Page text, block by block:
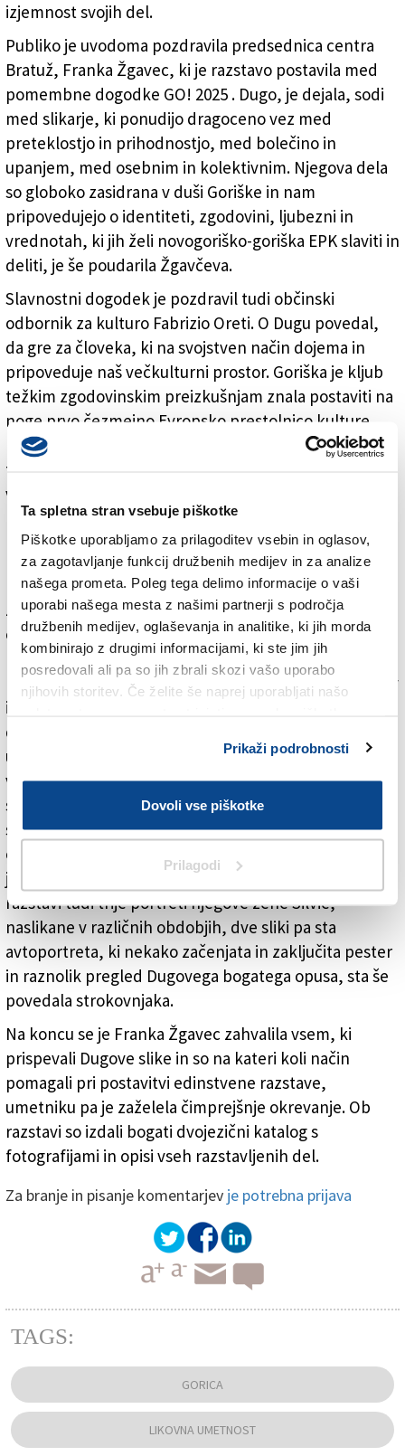
Ta spletna stran vsebuje piškotke
Piškotke uporabljamo za prilagoditev vsebin in oglasov,
za zagotavljanje funkcij družbenih medijev in za analize
našega prometa. Poleg tega delimo informacije o vaši
uporabi našega mesta z našimi partnerji s področja
družbenih medijev, oglaševanja in analitike, ki jih morda
kombinirajo z drugimi informacijami, ki ste jim jih
posredovali ali pa so jih zbrali skozi vašo uporabo
njihovih storitev. Če želite še naprej uporabljati našo
Prikaži podrobnosti
Dovoli vse piškotke
Prilagodi
izjemnost svojih del.
Publiko je uvodoma pozdravila predsednica centra
Bratuž, Franka Žgavec, ki je razstavo postavila med
pomembne dogodke GO! 2025 . Dugo, je dejala, sodi
med slikarje, ki ponudijo dragoceno vez med
preteklostjo in prihodnostjo, med bolečino in
upanjem, med osebnim in kolektivnim. Njegova dela
so globoko zasidrana v duši Goriške in nam
pripovedujejo o identiteti, zgodovini, ljubezni in
vrednotah, ki jih želi novogoriško-goriška EPK slaviti in
deliti, je še poudarila Žgavčeva.
Slavnostni dogodek je pozdravil tudi občinski
odbornik za kulturo Fabrizio Oreti. O Dugu povedal,
da gre za človeka, ki na svojstven način dojema in
pripoveduje naš večkulturni prostor. Goriška je kljub
težkim zgodovinskim preizkušnjam znala postaviti na
noge prvo čezmejno Evropsko prestolnico kulture,
kar je zgled za vso Evropo. S tega vidika je pohvalil
tudi KC Bratuž, da se je znal na aktiven način vključiti
v dogajanje GO! 2025.
Bolj podrobno sta o Dugu spregovorila umetnostni
kritik Giancarlo Pauletto v italijanščini in umetnostni
zgodovinar Saša Quinzi v slovenščini. Oba sta razstavo
ocenila kot prvovrstno, saj prinaša pomemben del
bogatega slikarjevega opusa. V KC Bratuž so na ogled
portreti umetnikov, prijateljev, pisateljev, glasbenikov
iz preteklosti in sedanjosti, katerih obraze, poglede in
drže je Dugo ujel z izjemno natančnostjo. Pri tem je
uporabljal nekričeče barve, ki obrazom na platnu
vdihnejo svojevrstno izraznost in sporočilnost. Pri
slikanju se je naslonil na različne tehnike: uporabljal je
suho iglo na cinku, grafit na papirju, mešano tehniko,
olje na platnu in papirju, črnilo in svinčnik na papirju,
jedkanico, oglje in grafit na papirju ... Na ogled so na
razstavi tudi trije portreti njegove žene Silvie,
naslikane v različnih obdobjih, dve sliki pa sta
avtoportreta, ki nekako začenjata in zaključita pester
in raznolik pregled Dugovega bogatega opusa, sta še
povedala strokovnjaka.
Na koncu se je Franka Žgavec zahvalila vsem, ki
prispevali Dugove slike in so na kateri koli način
pomagali pri postavitvi edinstvene razstave,
umetniku pa je zaželela čimprejšnje okrevanje. Ob
razstavi so izdali bogati dvojezični katalog s
fotografijami in opisi vseh razstavljenih del.
Za branje in pisanje komentarjev je potrebna prijava
TAGS:
GORICA
LIKOVNA UMETNOST